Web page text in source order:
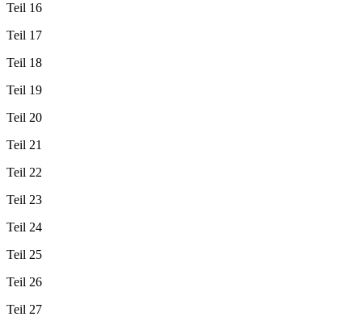
Teil 16
Teil 17
Teil 18
Teil 19
Teil 20
Teil 21
Teil 22
Teil 23
Teil 24
Teil 25
Teil 26
Teil 27